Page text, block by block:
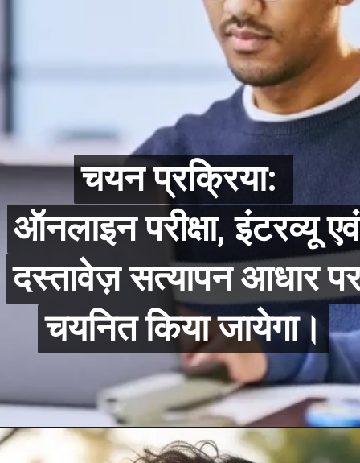
चयन प्रक्रिया:
ऑनलाइन परीक्षा, इंटरव्यू एवं
दस्तावेज़ सत्यापन आधार
चयनित किया जायेगा।
चयन प्रक्रिया:
ऑनलाइन परीक्षा, इंटरव्यू एवं
दस्तावेज़ सत्यापन आधार
चयनित किया जायेगा।